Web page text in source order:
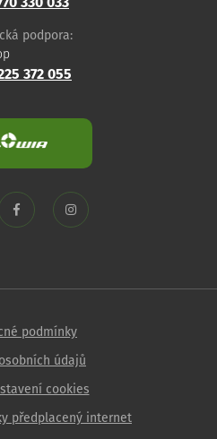
330 033
podpora:
372 055
podmínky
údajů
cookies
předplacený internet